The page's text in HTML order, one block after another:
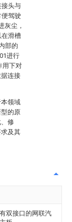
接头与
驾驶
灰尘，
在滑槽
部的
进行
用下对
连接
领域
的原
修
及其
双接口的网联汽